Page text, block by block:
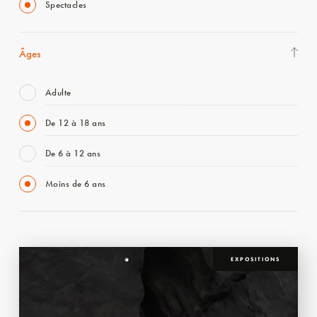
Spectacles
Âges
Adulte
De 12 à 18 ans
De 6 à 12 ans
Moins de 6 ans
EXPOSITIONS